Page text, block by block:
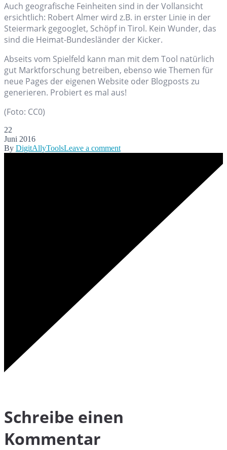
Auch geografische Feinheiten sind in der Vollansicht
ersichtlich: Robert Almer wird z.B. in erster Linie in der
Steiermark gegooglet, Schöpf in Tirol. Kein Wunder, das
sind die Heimat-Bundesländer der Kicker.
Abseits vom Spielfeld kann man mit dem Tool natürlich
gut Marktforschung betreiben, ebenso wie Themen für
neue Pages der eigenen Website oder Blogposts zu
generieren. Probiert es mal aus!
(Foto: CC0)
22
Juni 2016
By DigitAllyToolsLeave a comment
Schreibe einen
Kommentar